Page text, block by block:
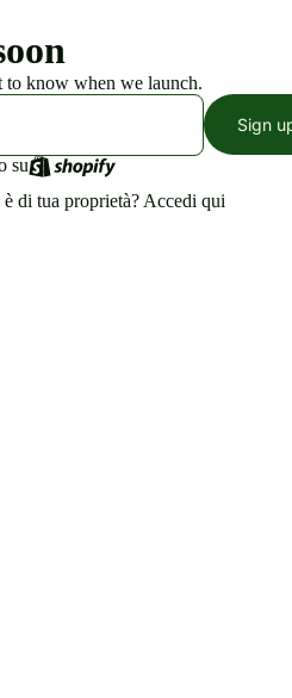
to know when we launch.
Sign
su
di tua proprietà? Accedi qui